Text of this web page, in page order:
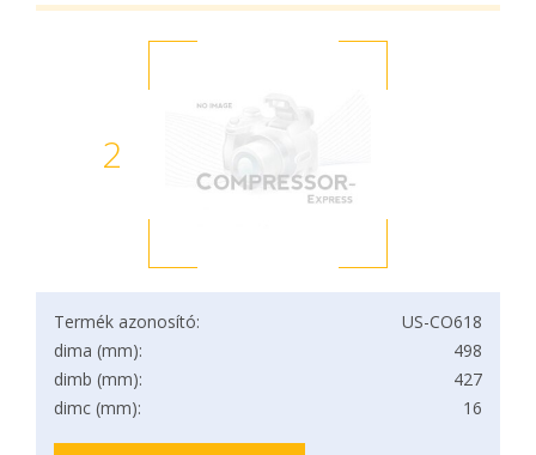
2
Termék azonosító:
US-CO618
dima (mm):
498
dimb (mm):
427
dimc (mm):
16